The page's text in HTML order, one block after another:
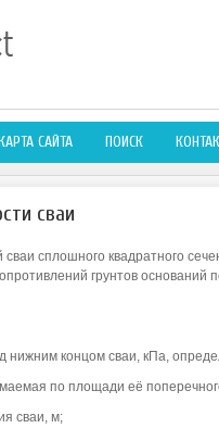
САЙТА ПОИСК
сваи
сплошного квадратного
грунтов оснований
нижним концом сваи, кПа,
по площади её
сваи, м;